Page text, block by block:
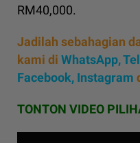
RM40,000.
Jadilah sebahagian
kami di WhatsApp,
Facebook, Instagram
TONTON VIDEO